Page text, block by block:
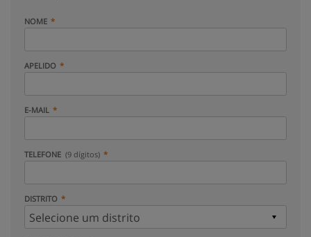
NOME
APELIDO
E-MAIL
TELEFONE (9 dígitos)
DISTRITO